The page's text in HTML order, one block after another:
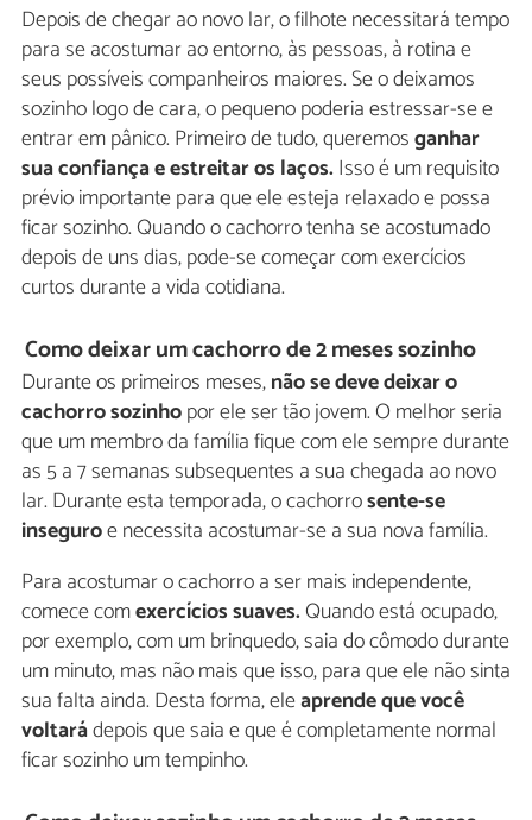
Depois de chegar ao novo lar, o filhote necessitará tempo
para se acostumar ao entorno, às pessoas, à rotina e
seus possíveis companheiros maiores. Se o deixamos
sozinho logo de cara, o pequeno poderia estressar-se e
entrar em pânico. Primeiro de tudo, queremosganhar
sua confiança e estreitar os laços.Isso é um requisito
prévio importante para que ele esteja relaxado e possa
ficar sozinho. Quando o cachorro tenha se acostumado
depois de uns dias, pode-se começar com exercícios
curtos durante a vida cotidiana.
Como deixar um cachorro de 2 meses sozinho
Durante os primeiros meses,não se deve deixar o
cachorro sozinhopor ele ser tão jovem. O melhor seria
que um membro da família fique com ele sempre durante
as 5 a 7 semanas subsequentes a sua chegada ao novo
lar. Durante esta temporada, o cachorrosente-se
inseguroe necessita acostumar-se a sua nova família.
Para acostumar o cachorro a ser mais independente,
comece comexercícios suaves.Quando está ocupado,
por exemplo, com um brinquedo, saia do cômodo durante
um minuto, mas não mais que isso, para que ele não sinta
sua falta ainda. Desta forma, eleaprende que você
voltarádepois que saia e que é completamente normal
ficar sozinho um tempinho.